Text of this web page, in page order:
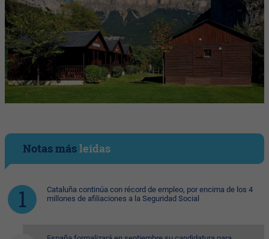
Notas másleídas
Cataluña continúa con récord de empleo, por encima de los 4
millones de afiliaciones a la Seguridad Social